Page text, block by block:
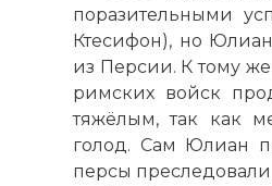
поразительными
Ктесифон), но
из Персии. К тому
римских войск
тяжёлым, так как
голод. Сам Юлиан
персы